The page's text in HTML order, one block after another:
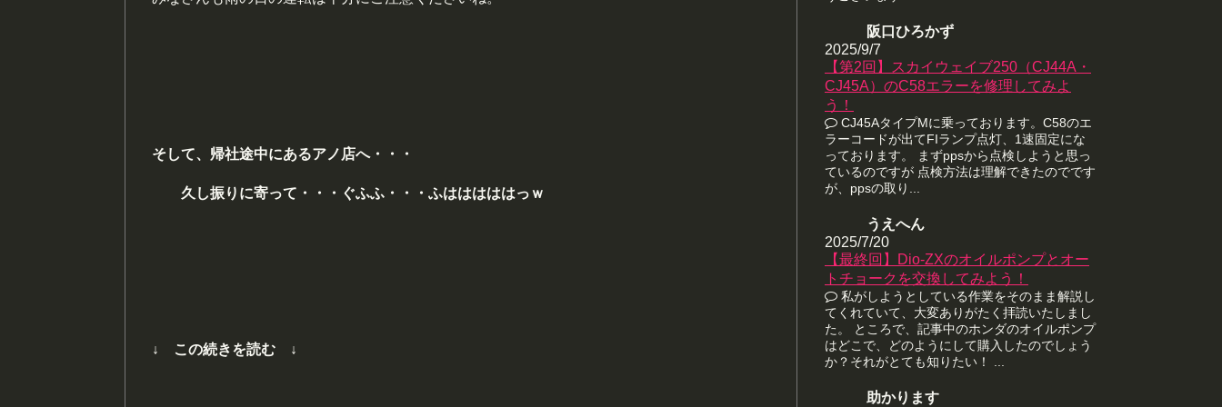
そして、帰社途中にあるアノ店へ・・・
久し振りに寄って・・・ぐふふ・・・ふはははははっｗ
↓ この続きを読む ↓
阪口ひろかず
2025/9/7
【第2回】スカイウェイブ250（CJ44A・
CJ45A）のC58エラーを修理してみよ
う！
CJ45AタイプMに乗っております。C58のエ
ラーコードが出てFIランプ点灯、1速固定にな
っております。 まずppsから点検しようと思っ
ているのですが 点検方法は理解できたのでです
が、ppsの取り...
うえへん
2025/7/20
【最終回】Dio-ZXのオイルポンプとオー
トチョークを交換してみよう！
私がしようとしている作業をそのまま解説し
てくれていて、大変ありがたく拝読いたしまし
た。 ところで、記事中のホンダのオイルポンプ
はどこで、どのようにして購入したのでしょう
か？それがとても知りたい！ ...
助かります